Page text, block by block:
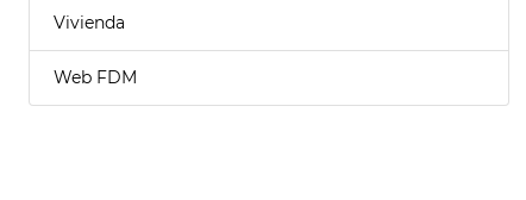
Vivienda
Web FDM